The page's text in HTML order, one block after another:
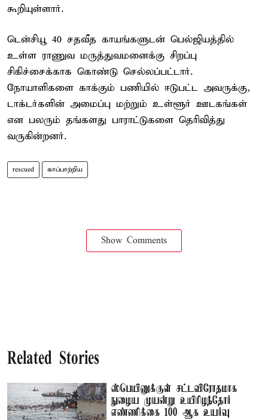
கூறியுள்ளார்.
டென்சியூ 40 சதவீத காயங்களுடன் பெல்ஜியத்தில்
உள்ள ராணுவ மருத்துவமனைக்கு சிறப்பு
சிகிச்சைக்காக கொண்டு செல்லப்பட்டார்.
நோயாளிகளை காக்கும் பணியில் ஈடுபட்ட அவருக்கு,
டாக்டர்களின் அமைப்பு மற்றும் உள்ளூர் ஊடகங்கள்
என பலரும் தங்களது பாராட்டுகளை தெரிவித்து
வருகின்றனர்.
rescued காப்பாற்றிய
Show Comments
Related Stories
ஸ்பெயினுக்குள் சட்டவிரோதமாக
நுழைய முயன்று உயிரிழந்தோர்
எண்ணிக்கை 100 ஆக உயர்வு